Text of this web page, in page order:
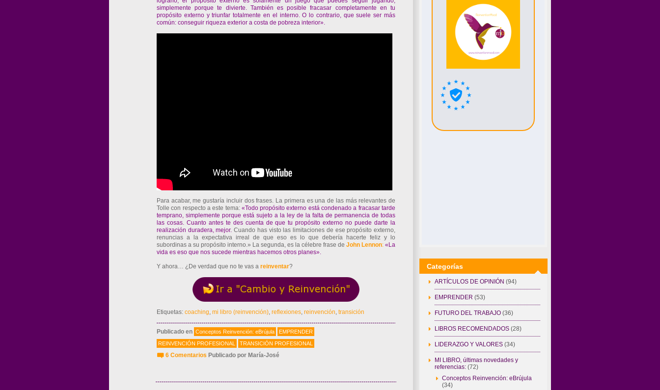
simplemente porque te divierte. También es posible fracasar completamente en tu
propósito externo y triunfar totalmente en el interno. O lo contrario, que suele ser más
común: conseguir riqueza exterior a costa de pobreza interior».
Para acabar, me gustaría incluir dos frases. La primera es una de las más relevantes de
Tolle con respecto a este tema: «Todo propósito externo está condenado a fracasar tarde
temprano, simplemente porque está sujeto a la ley de la falta de permanencia de todas
las cosas. Cuanto antes te des cuenta de que tu propósito externo no puede darte la
realización duradera, mejor.Cuando has visto las limitaciones de ese propósito externo,
renuncias a la expectativa irreal de que eso es lo que debería hacerte feliz y lo
subordinas a su propósito interno.» La segunda, es la célebre frase de John Lennon: «La
vida es eso que nos sucede mientras hacemos otros planes».
Y ahora… ¿De verdad que no te vas a reinventar?
Etiquetas: coaching, mi libro (reinvención), reflexiones, reinvención, transición
Publicado en Conceptos Reinvención: eBrújula
EMPRENDER
REINVENCIÓN PROFESIONAL
TRANSICIÓN PROFESIONAL
6 Comentarios Publicado por María-José
Categorías
ARTÍCULOS DE OPINIÓN (94)
EMPRENDER (53)
FUTURO DEL TRABAJO (36)
LIBROS RECOMENDADOS (28)
LIDERAZGO Y VALORES (34)
MI LIBRO, últimas novedades y
referencias: (72)
Conceptos Reinvención: eBrújula
(34)